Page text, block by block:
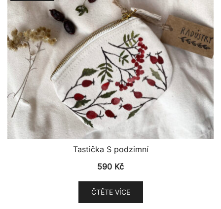
Tastička S podzimní
590 Kč
ČTĚTE VÍCE